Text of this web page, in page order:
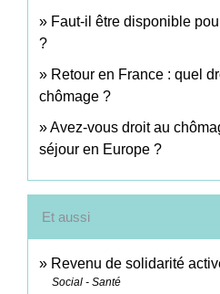
Faut-il être disponible
?
Retour en France : quel
chômage ?
Avez-vous droit au
séjour en Europe ?
Et aussi
Revenu de solidarité
Social - Santé